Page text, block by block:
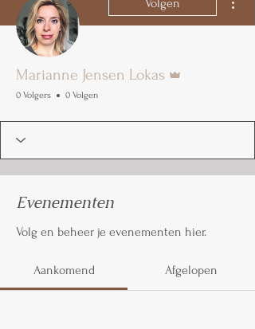
Volgen
Marianne Jensen Lokas
0 Volgers 0 Volgen
Evenementen
Volg en beheer je evenementen hier.
Aankomend Afgelopen